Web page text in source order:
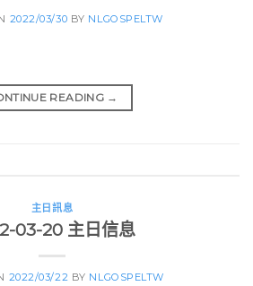
2022/03/30 BY NLGOSPELTW
READING →
主日訊息
03-20 主日信息
2022/03/22 BY NLGOSPELTW